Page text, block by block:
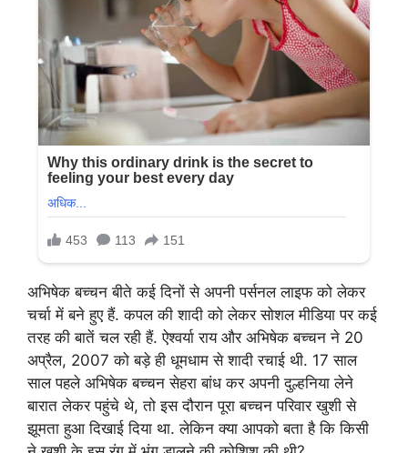
अभिषेक बच्चन बीते कई दिनों से अपनी पर्सनल लाइफ को लेकर
चर्चा में बने हुए हैं. कपल की शादी को लेकर सोशल मीडिया पर कई
तरह की बातें चल रही हैं. ऐश्वर्या राय और अभिषेक बच्चन ने 20
अप्रैल, 2007 को बड़े ही धूमधाम से शादी रचाई थी. 17 साल
साल पहले अभिषेक बच्चन सेहरा बांध कर अपनी दुल्हनिया लेने
बारात लेकर पहुंचे थे, तो इस दौरान पूरा बच्चन परिवार खुशी से
झूमता हुआ दिखाई दिया था. लेकिन क्या आपको बता है कि किसी